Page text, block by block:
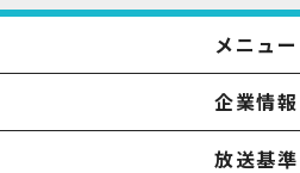
メニュ
YTSニュ
番組
アナウン
プレゼ
イベン
みるるん
YTS見学ツ
番組表
お問い合
企業情
企業情
役員構
YTS山形テレビ
採用情
山形テレビ人
山形テレビ国民保護
個人情報基
情報セキュリテ
視聴データの取
系列局
中継局
放送基